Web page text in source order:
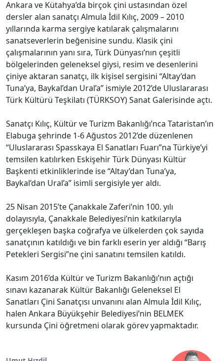
Ankara ve Kütahya’da birçok çini ustasından özel
dersler alan sanatçı Almula İdil Kılıç, 2009 – 2010
yıllarında karma sergiye katılarak çalışmalarını
sanatseverlerin beğenisine sundu. Klasik çini
çalışmalarının yanı sıra, Türk Dünyası’nın çeşitli
bölgelerinden geleneksel giysi, resim ve desenlerini
çiniye aktaran sanatçı, ilk kişisel sergisini “Altay’dan
Tuna’ya, Baykal’dan Ural’a” ismiyle 2012’de Uluslararası
Türk Kültürü Teşkilatı (TÜRKSOY) Sanat Galerisinde açtı.
Sanatçı Kılıç, Kültür ve Turizm Bakanlığı’nca Tataristan’ın
Elabuga şehrinde 1-6 Ağustos 2012’de düzenlenen
“Uluslararası Spasskaya El Sanatları Fuarı”na Türkiye’yi
temsilen katılırken Eskişehir Türk Dünyası Kültür
Başkenti etkinliklerinde ise “Altay’dan Tuna’ya,
Baykal’dan Ural’a” isimli sergisiyle yer aldı.
25 Nisan 2015’te Çanakkale Zaferi’nin 100. yılı
dolayısıyla, Çanakkale Belediyesi’nin katkılarıyla
gerçekleşen başka coğrafya ve ülkelerden çok sayıda
sanatçının katıldığı ve bin farklı eserin yer aldığı “Barış
Petekleri Sergisi”ne çini sanatını temsilen katıldı.
Kasım 2016’da Kültür ve Turizm Bakanlığı’nın açtığı
sınavı kazanarak Kültür Bakanlığı Geleneksel El
Sanatları Çini Sanatçısı unvanını alan Almula İdil Kılıç,
halen Ankara Büyükşehir Belediyesi’nin BELMEK
kursunda Çini öğretmeni olarak görev yapmaktadır.